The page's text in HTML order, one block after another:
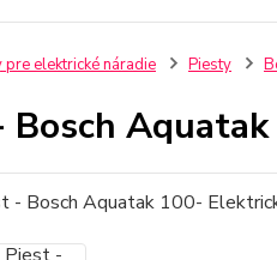
pre elektrické náradie Piesty
Bosch